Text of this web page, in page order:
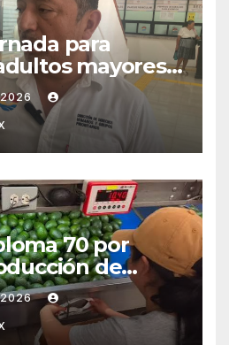
para
mayores
Cancún
70 por
de
Candelaria
2026